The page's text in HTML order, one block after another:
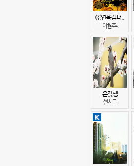
㈜연옥컴퍼..
이현주s
온갖생
썬시티